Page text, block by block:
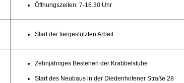
Öffnungszeiten: 7-16.30 Uhr
Start der tiergestützten Arbeit
Zehnjähriges Bestehen der Krabbelstube
Start des Neubaus in der Diedenhofener Straße 28